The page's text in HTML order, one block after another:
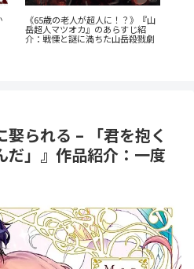
『群脳教室』の魅力を徹底解説！
教室が脳だらけ？衝撃サスペンス
を今すぐ読むべき5つの理由
娶られる – 「君を抱く
だ」』作品紹介：一度